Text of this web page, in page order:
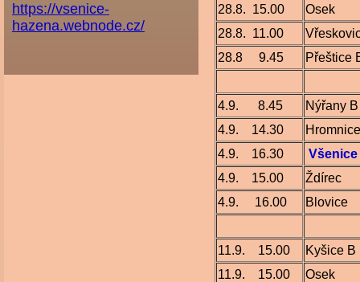
https://vsenice-
hazena.webnode.cz/
28.8. 15.00
Osek
28.8. 11.00
28.8 9.45
Přeštice
4.9. 8.45
Nýřany B
4.9. 14.30
Hromnice
4.9. 16.30
4.9. 15.00
Ždírec
4.9. 16.00
Blovice
11.9. 15.00
Kyšice B
11.9. 15.00
Osek